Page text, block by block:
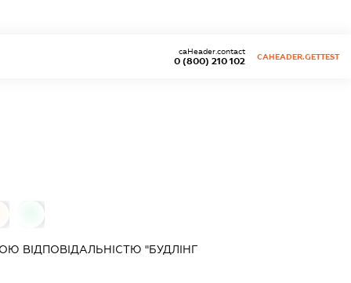
0 (800) 210 102
caHeader.contact
CAHEADER.GETTEST
ВІДПОВІДАЛЬНІСТЮ "БУДЛІНГ